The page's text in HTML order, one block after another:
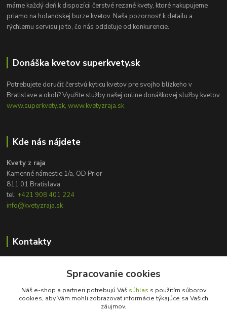
máme každý deň k dispozícii čerstvé rezané kvety, ktoré nakupujeme
priamo na holandskej burze kvetov. Naša pozornosť k detailu a
rýchlemu servisu je to, čo nás oddeľuje od konkurencie.
Donáška kvetov superkvety.sk
Potrebujete doručiť čerstvú kyticu kvetov pre svojho blízkeho v
Bratislave a okolí? Využite služby našej online donáškovej služby kvetov
www.superkvety.sk, www.kvetyzraja.sk
Kde nás nájdete
Kvety z raja
Kamenné námestie 1/a, OD Prior
811 01 Bratislava
tel: +421 908 401 224
info@kvetyzraja.sk
Kontakty
+421 908 401 224
info@kvetyzraja.sk
Spracovanie cookies
Náš e-shop a partneri potrebujú Váš súhlas s použitím súborov
cookies, aby Vám mohli zobrazovať informácie týkajúce sa Vašich
záujmov.